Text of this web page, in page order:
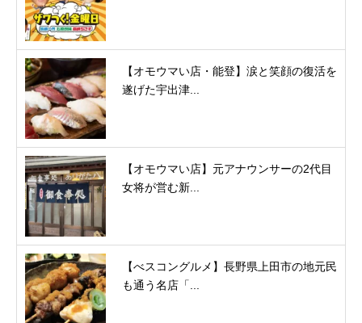
【オモウマい店・能登】涙と笑顔の復活を
遂げた宇出津...
【オモウマい店】元アナウンサーの2代目
女将が営む新...
【べスコングルメ】長野県上田市の地元民
も通う名店「...